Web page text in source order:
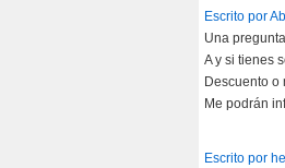
Escrito por
Una
A y si tienes
Descuento o
Me podrán
Escrito por